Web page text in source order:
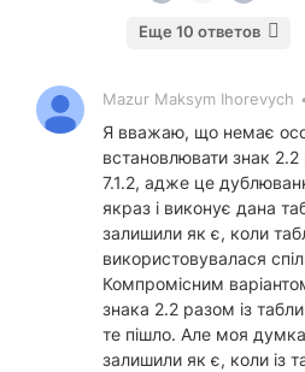
Еще 10 ответов
Mazur Maksym Ihorevych
Я вважаю, що немає
встановлювати знак
7.1.2, адже це
якраз і виконує дана
залишили як є, коли
використовувалася
Компромісним
знака 2.2 разом із
те пішло. Але моя
залишили як є, коли із